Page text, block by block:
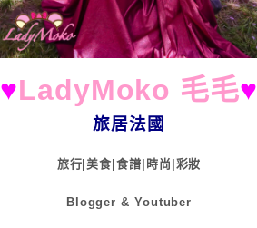
♥LadyMoko 毛毛♥
旅居法國
旅行|美食|食譜|時尚|彩妝
Blogger & Youtuber